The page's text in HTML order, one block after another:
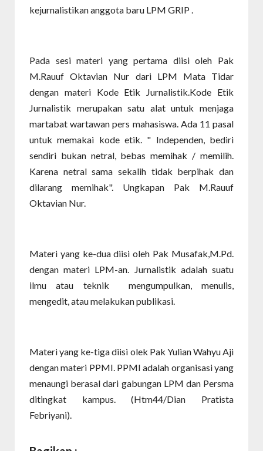
kejurnalistikan anggota baru LPM GRIP .
Pada sesi materi yang pertama diisi oleh Pak
M.Rauuf Oktavian Nur dari LPM Mata Tidar
dengan materi Kode Etik Jurnalistik.Kode Etik
Jurnalistik merupakan satu alat untuk menjaga
martabat wartawan pers mahasiswa. Ada 11 pasal
untuk memakai kode etik. " Independen, bediri
sendiri bukan netral, bebas memihak / memilih.
Karena netral sama sekalih tidak berpihak dan
dilarang memihak". Ungkapan Pak M.Rauuf
Oktavian Nur.
Materi yang ke-dua diisi oleh Pak Musafak,M.Pd.
dengan materi LPM-an. Jurnalistik adalah suatu
ilmu atau teknik mengumpulkan, menulis,
mengedit, atau melakukan publikasi.
Materi yang ke-tiga diisi olek Pak Yulian Wahyu Aji
dengan materi PPMI. PPMI adalah organisasi yang
menaungi berasal dari gabungan LPM dan Persma
ditingkat kampus. (Htm44/Dian Pratista
Febriyani).